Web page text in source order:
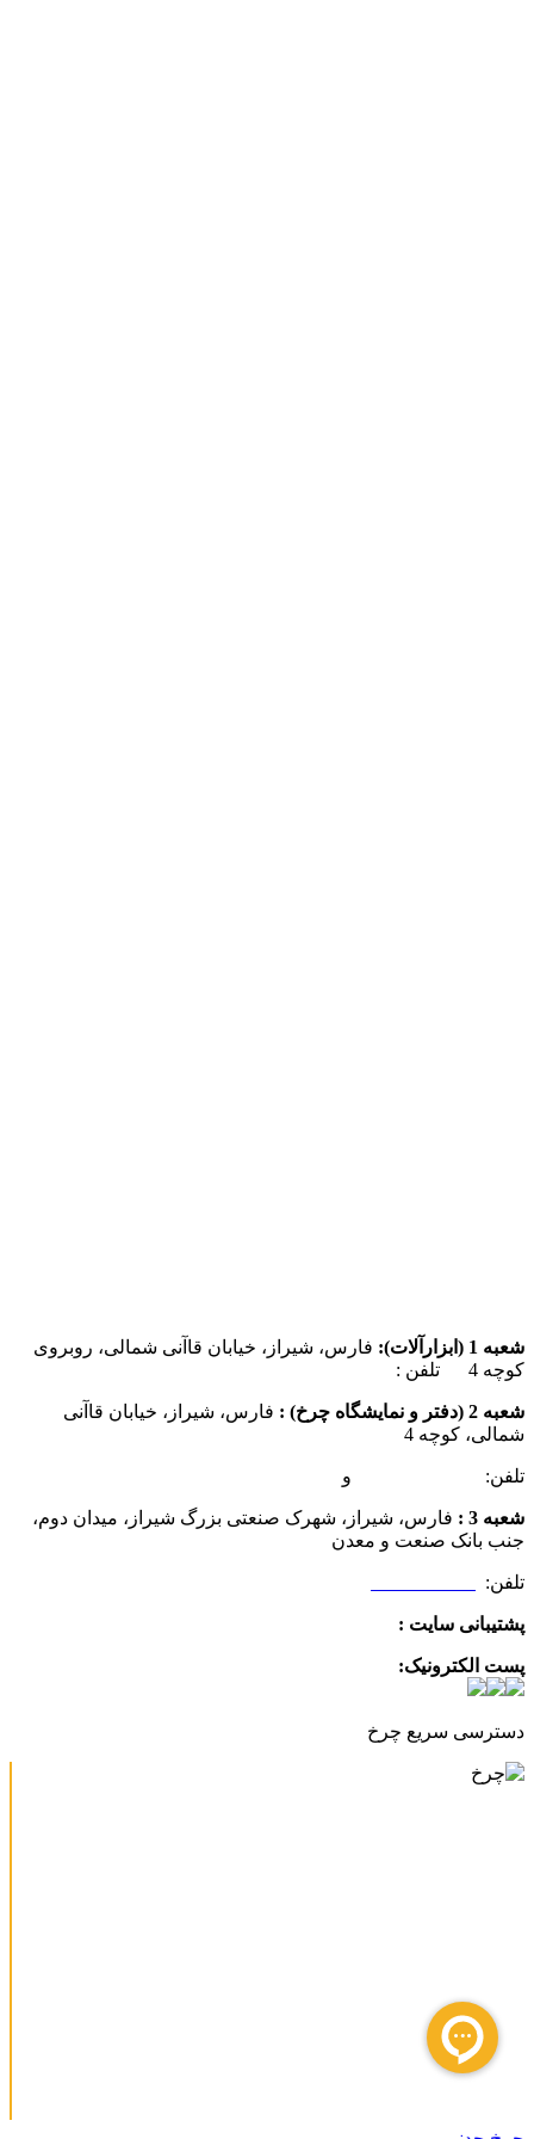
شعبه 1 (ابزارآلات):
فارس، شیراز، خیابان قاآنی شمالی، روبروی
کوچه 4 تلفن :
شعبه 2 (دفتر و نمایشگاه چرخ) :
فارس، شیراز، خیابان قاآنی
شمالی، کوچه 4
تلفن: و
شعبه 3 :
فارس، شیراز، شهرک صنعتی بزرگ شیراز، میدان دوم،
جنب بانک صنعت و معدن
تلفن:
پشتیبانی سایت :
پست الکترونیک:
دسترسی سریع چرخ